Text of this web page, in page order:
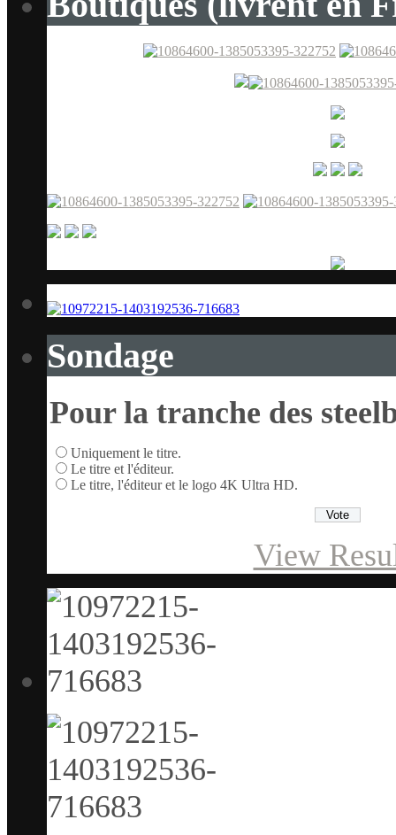
Sondage
Pour la tranche des
Uniquement le titre.
Le titre et l'éditeur.
Le titre, l'éditeur et le logo 4K Ultra HD.
View